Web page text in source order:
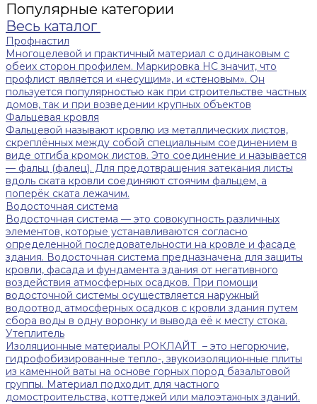
Популярные категории
Весь каталог
Профнастил
Многоцелевой и практичный материал с одинаковым с
обеих сторон профилем. Маркировка НС значит, что
профлист является и «несущим», и «стеновым». Он
пользуется популярностью как при строительстве частных
домов, так и при возведении крупных объектов
Фальцевая кровля
Фальцевой называют кровлю из металлических листов,
скреплённых между собой специальным соединением в
виде отгиба кромок листов. Это соединение и называется
— фальц (фалец). Для предотвращения затекания листы
вдоль ската кровли соединяют стоячим фальцем, а
поперёк ската лежачим.
Водосточная система
Водосточная система — это совокупность различных
элементов, которые устанавливаются согласно
определенной последовательности на кровле и фасаде
здания. Водосточная система предназначена для защиты
кровли, фасада и фундамента здания от негативного
воздействия атмосферных осадков. При помощи
водосточной системы осуществляется наружный
водоотвод атмосферных осадков с кровли здания путем
сбора воды в одну воронку и вывода её к месту стока.
Утеплитель
Изоляционные материалы РОКЛАЙТ – это негорючие,
гидрофобизированные тепло-, звукоизоляционные плиты
из каменной ваты на основе горных пород базальтовой
группы. Материал подходит для частного
домостроительства, коттеджей или малоэтажных зданий.